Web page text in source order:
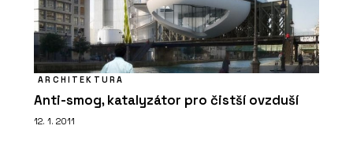
ARCHITEKTURA
Anti-smog, katalyzátor pro čistší ovzduší
12. 1. 2011